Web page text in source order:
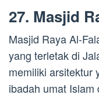
27. Masjid
Masjid Raya Al-
yang terletak di
memiliki arsitektur
ibadah umat Islam